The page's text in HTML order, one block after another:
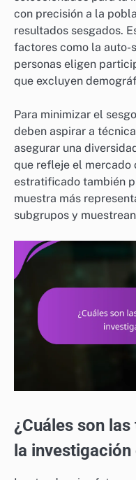
con precisión a la
resultados sesgados.
factores como la auto-
personas eligen
que excluyen
Para minimizar el
deben aspirar a
asegurar una
que refleje el mercado
estratificado también
muestra más
subgrupos y
¿Cuáles son
la